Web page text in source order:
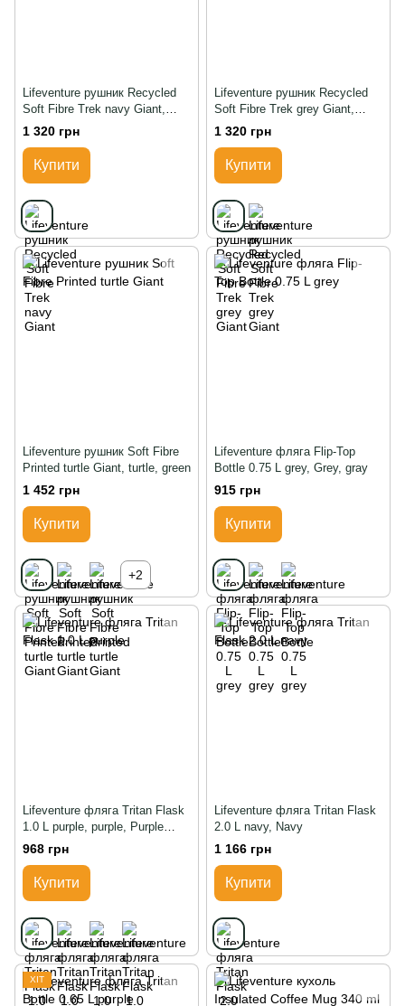
Lifeventure рушник Recycled
Soft Fibre Trek navy Giant,
Синій
1 320 грн
Купити
Lifeventure рушник Recycled
Soft Fibre Trek grey Giant,
Grey, gray
1 320 грн
Купити
Lifeventure рушник Soft Fibre
Printed turtle Giant, turtle, green
1 452 грн
Купити
+2
Lifeventure фляга Flip-Top
Bottle 0.75 L grey, Grey, gray
915 грн
Купити
Lifeventure фляга Tritan Flask
1.0 L purple, purple, Purple
Sunset
968 грн
Купити
Lifeventure фляга Tritan Flask
2.0 L navy, Navy
1 166 грн
Купити
ХІТ